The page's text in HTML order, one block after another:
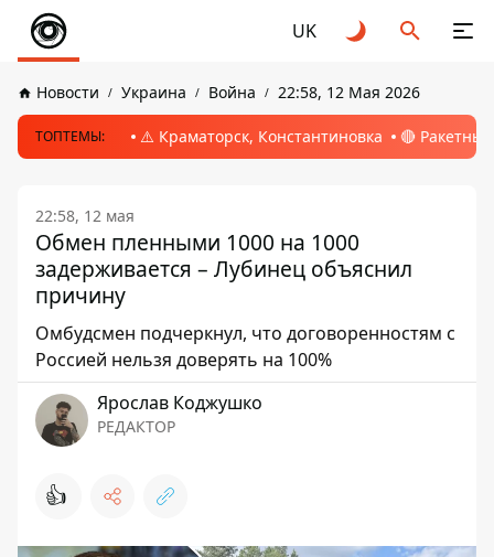
UK
Новости Украина Война 22:58, 12 Мая 2026
ТОПТЕМЫ: ⚠️ Краматорск, Константиновка 🔴
22:58, 12 мая
Обмен пленными 1000 на 1000
задерживается – Лубинец объяснил
причину
Омбудсмен подчеркнул, что договоренностям с
Россией нельзя доверять на 100%
Ярослав Коджушко
РЕДАКТОР
👍